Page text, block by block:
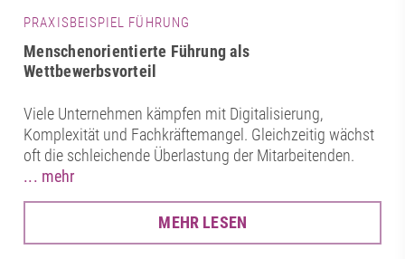
PRAXISBEISPIEL FÜHRUNG
Menschenorientierte Führung als
Wettbewerbsvorteil
Viele Unternehmen kämpfen mit Digitalisierung,
Komplexität und Fachkräftemangel. Gleichzeitig wächst
oft die schleichende Überlastung der Mitarbeitenden.
... mehr
MEHR LESEN